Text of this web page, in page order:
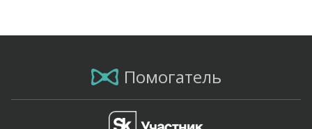
Помогатель